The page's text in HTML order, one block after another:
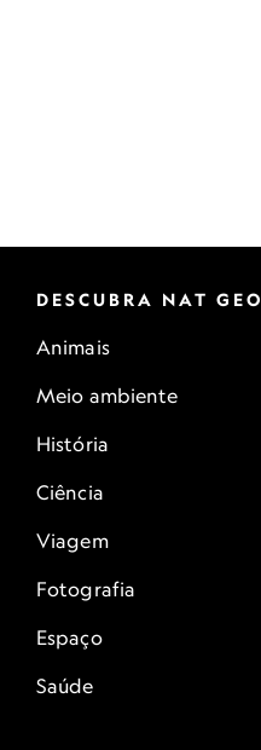
DESCUBRA NAT GEO
Animais
Meio ambiente
História
Ciência
Viagem
Fotografia
Espaço
Saúde